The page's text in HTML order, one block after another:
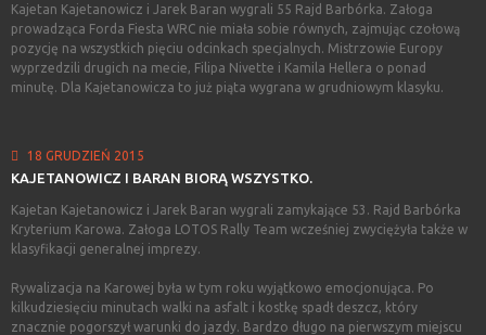
Kajetan Kajetanowicz i Jarek Baran wygrali 55 Rajd Barbórka. Załoga
prowadząca Forda Fiesta WRC nie miała sobie równych, zajmując czołową
pozycję na wszystkich pięciu odcinkach specjalnych. Mistrzowie Europy
wyprzedzili drugich na mecie, Filipa Nivette i Kamila Hellera o ponad
minutę. Dla Kajetanowicza to już piąta wygrana w grudniowym klasyku.
18 GRUDZIEŃ 2015
KAJETANOWICZ I BARAN BIORĄ WSZYSTKO.
Kajetan Kajetanowicz i Jarek Baran wygrali zamykające 53. Rajd Barbórka
Kryterium Karowa. Załoga LOTOS Rally Team wcześniej zwyciężyła także w
klasyfikacji generalnej imprezy.
Rywalizacja na Karowej była w tym roku wyjątkowo emocjonująca. Po
kilkudziesięciu minutach walki na asfalt i kostkę spadł deszcz, który
znacznie pogorszył warunki do jazdy. Bardzo długo na pierwszym miejscu